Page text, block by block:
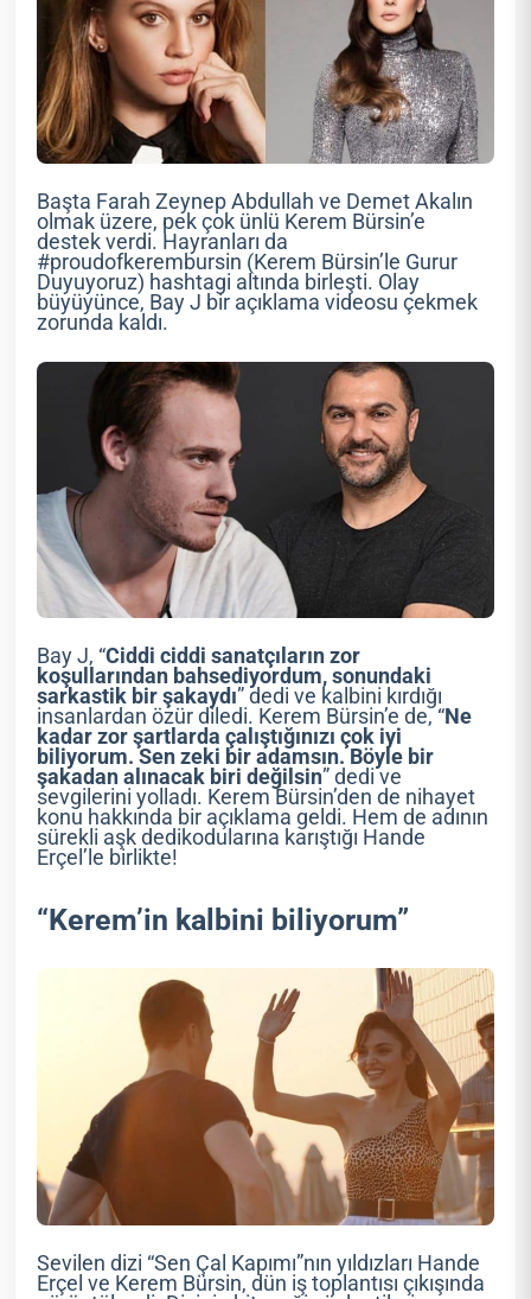
Başta Farah Zeynep Abdullah ve Demet Akalın
olmak üzere, pek çok ünlü Kerem Bürsin’e
destek verdi. Hayranları da
#proudofkerembursin (Kerem Bürsin’le Gurur
Duyuyoruz) hashtagi altında birleşti. Olay
büyüyünce, Bay J bir açıklama videosu çekmek
zorunda kaldı.
Bay J, “Ciddi ciddi sanatçıların zor
koşullarından bahsediyordum, sonundaki
sarkastik bir şakaydı” dedi ve kalbini kırdığı
insanlardan özür diledi. Kerem Bürsin’e de, “Ne
kadar zor şartlarda çalıştığınızı çok iyi
biliyorum. Sen zeki bir adamsın. Böyle bir
şakadan alınacak biri değilsin” dedi ve
sevgilerini yolladı. Kerem Bürsin’den de nihayet
konu hakkında bir açıklama geldi. Hem de adının
sürekli aşk dedikodularına karıştığı Hande
Erçel’le birlikte!
“Kerem’in kalbini biliyorum”
Sevilen dizi “Sen Çal Kapımı”nın yıldızları Hande
Erçel ve Kerem Bürsin, dün iş toplantısı çıkışında